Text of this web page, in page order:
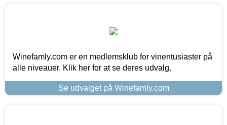
Winefamly.com er en medlemsklub for vinentusiaster på
alle niveauer. Klik her for at se deres udvalg.
Se udvalget på Winefamly.com